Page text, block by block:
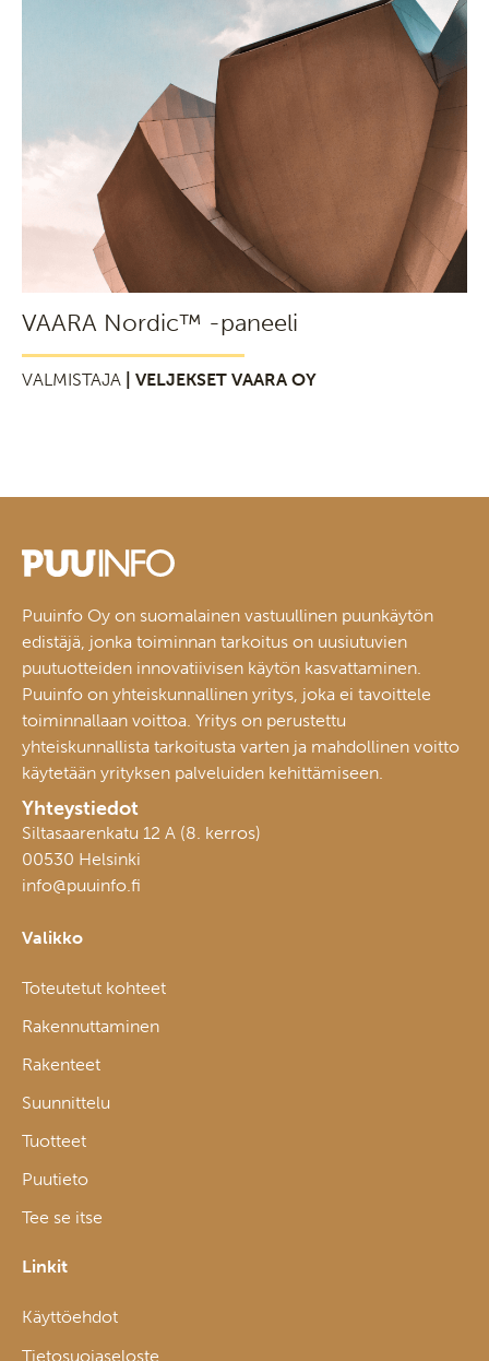
VAARA Nordic™ -paneeli
VALMISTAJA | VELJEKSET VAARA OY
Puuinfo Oy on suomalainen vastuullinen puunkäytön
edistäjä, jonka toiminnan tarkoitus on uusiutuvien
puutuotteiden innovatiivisen käytön kasvattaminen.
Puuinfo on yhteiskunnallinen yritys, joka ei tavoittele
toiminnallaan voittoa. Yritys on perustettu
yhteiskunnallista tarkoitusta varten ja mahdollinen voitto
käytetään yrityksen palveluiden kehittämiseen.
Yhteystiedot
Siltasaarenkatu 12 A (8. kerros)
00530 Helsinki
info@puuinfo.fi
Valikko
Toteutetut kohteet
Rakennuttaminen
Rakenteet
Suunnittelu
Tuotteet
Puutieto
Tee se itse
Linkit
Käyttöehdot
Tietosuojaseloste